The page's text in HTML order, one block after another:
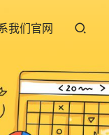
我们官网